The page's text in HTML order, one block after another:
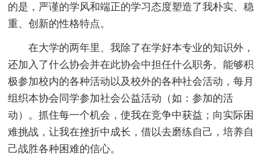
的是，严谨的学风和端正的学习态度塑造了我朴实、稳
重、创新的性格特点。
在大学的两年里、我除了在学好本专业的知识外，
还加入了什么协会并在此协会中担任什么职务。能够积
极参加校内的各种活动以及校外的各种社会活动，每月
组织本协会同学参加社会公益活动（如：参加的活
动）。抓住每一个机会，使我在竞争中获益；向实际困
难挑战，让我在挫折中成长，借以去磨练自己，培养自
己战胜各种困难的信心。